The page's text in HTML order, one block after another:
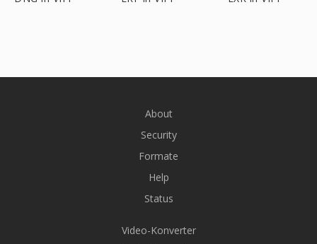
About
Security
Formate
Help
Status
Video-Konverter